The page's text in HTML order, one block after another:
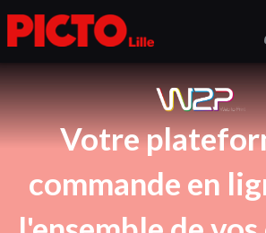
Web to Print
Votre
commande en